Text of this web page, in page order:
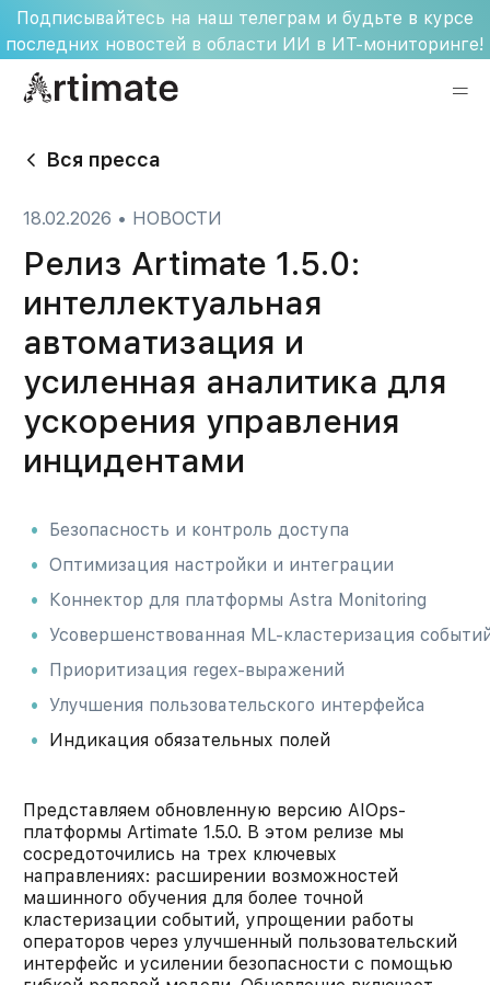
Skip
to
content
Подписывайтесь на наш телеграм и будьте в курсе
последних новостей в области ИИ в ИТ-мониторинге!
Вся пресса
18.02.2026 • НОВОСТИ
Релиз Artimate 1.5.0:
интеллектуальная
автоматизация и
усиленная аналитика для
ускорения управления
инцидентами
Безопасность и контроль доступа
Оптимизация настройки и интеграции
Коннектор для платформы Astra Monitoring
Усовершенствованная ML-кластеризация
Приоритизация regex-выражений
Улучшения пользовательского интерфейса
Индикация обязательных полей
Представляем обновленную версию AIOps-
платформы Artimate 1.5.0. В этом релизе мы
сосредоточились на трех ключевых
направлениях: расширении возможностей
машинного обучения для более точной
кластеризации событий, упрощении работы
операторов через улучшенный пользовательский
интерфейс и усилении безопасности с помощью